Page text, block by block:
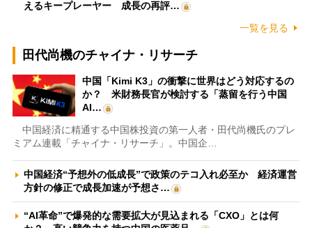
えるキープレーヤー 成長の再評…
一覧を見る
田代尚機のチャイナ・リサーチ
中国「Kimi K3」の衝撃に世界はどう対応するの
か？ 米財務長官が検討する「蒸留を行う中国
AI…
中国経済に精通する中国株投資の第一人者・田代尚機氏のプレ
ミアム連載「チャイナ・リサーチ」。中国企…
中国経済“予想外の低成長”で政策のテコ入れ必至か 経済運営
方針の修正で成長加速が予想さ…
“AI革命”で爆発的な需要拡大が見込まれる「CXO」とは何